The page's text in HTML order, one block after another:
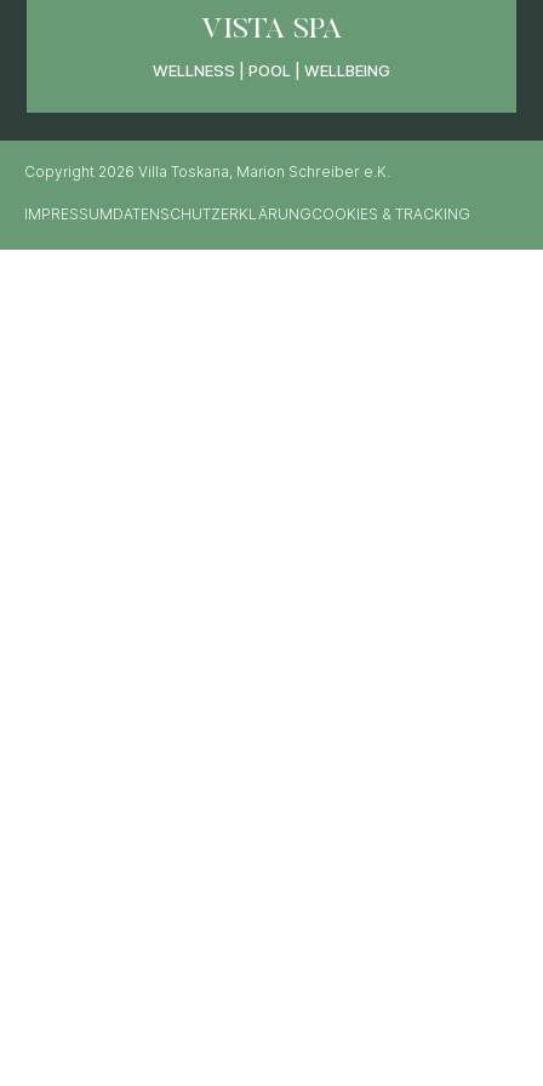
VISTA SPA
WELLNESS | POOL | WELLBEING
Copyright 2026 Villa Toskana, Marion Schreiber e.K.
IMPRESSUMDATENSCHUTZERKLÄRUNGCOOKIES & TRACKING